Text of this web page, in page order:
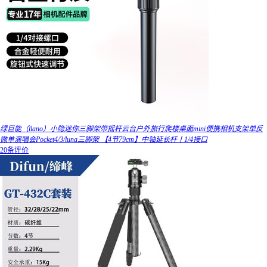
绿巨能（llano）小隐迷你三脚架带摇杆云台户外旅行爬楼桌面mini便携相机支架单反
微单演唱会Pocket4/3/luna三脚架 【4节79cm】中轴延长杆丨1/4接口
20条评价